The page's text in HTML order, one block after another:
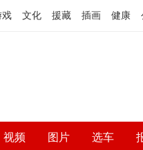
戏 文化 援藏 插画 健康
视频 图片 选车